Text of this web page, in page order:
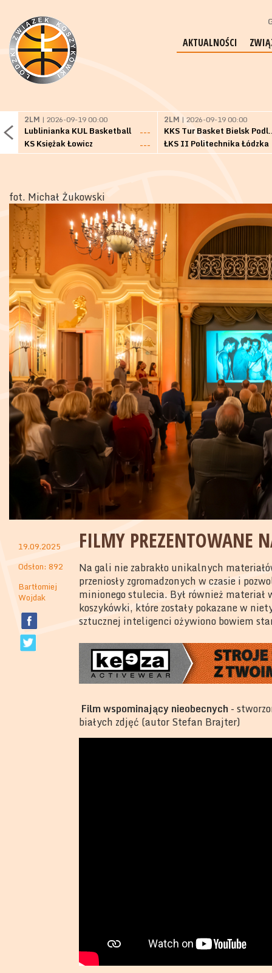
AKTUALNOŚCI
2LM | 2026-09-19 00:00
Lublinianka KUL Basketball
---
KS Księżak Łowicz
---
2LM | 2026-09-19 00:00
KKS Tur
ŁKS II Politechnika Łódzka
fot. Michał Żukowski
19.09.2025
Odsłon: 892
Bartłomiej
Wojdak
FILMY PREZENTOWANE
Na gali nie zabrakło unikalnych
przeniosły zgromadzonych w czasie i
minionego stulecia. Był również materiał
koszykówki, które zostały pokazane w
sztucznej inteligenci ożywiono bowiem
Film wspominający nieobecnych-
białych zdjęć (autor Stefan Brajter)